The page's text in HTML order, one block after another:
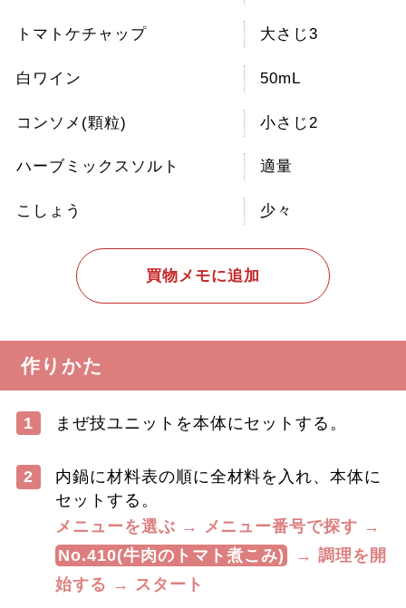
トマトケチャップ 大さじ3
白ワイン 50mL
コンソメ(顆粒) 小さじ2
ハーブミックスソルト 適量
こしょう 少々
買物メモに追加
作りかた
1 まぜ技ユニットを本体にセットする。
2
内鍋に材料表の順に全材料を入れ、本体に
セットする。
メニューを選ぶ → メニュー番号で探す →
No.410(牛肉のトマト煮こみ)
→ 調理を開
始する → スタート